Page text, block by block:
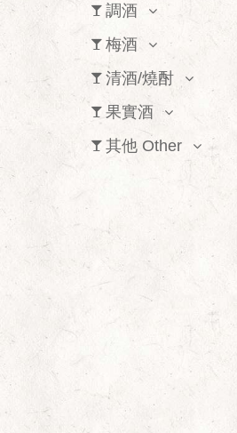
調酒
梅酒
清酒/燒酎
果實酒
其他 Other